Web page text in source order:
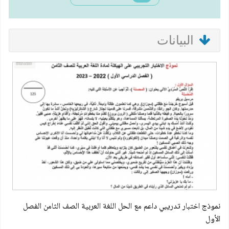
البيانات
نموذج اختبار تدريبي داعم مع الحل اللغة العربية الصف الثامن الفصل
الأول